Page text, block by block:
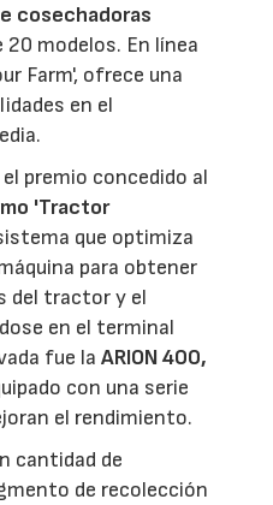
cosechadoras
20 modelos. En línea
Farm', ofrece una
en el
premio concedido al
'Tractor
que optimiza
para obtener
del tractor y el
en el terminal
fue laARION 400,
con una serie
el rendimiento.
cantidad de
de recolección